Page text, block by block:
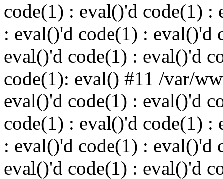
code(1) : eval()'d code(1) :
: eval()'d code(1) : eval()'d
eval()'d code(1) : eval()'d
code(1): eval() #11 /var/
eval()'d code(1) : eval()'d
code(1) : eval()'d code(1) :
: eval()'d code(1) : eval()'d
eval()'d code(1) : eval()'d